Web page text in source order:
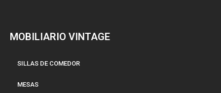
MOBILIARIO VINTAGE
SILLAS DE COMEDOR
MESAS